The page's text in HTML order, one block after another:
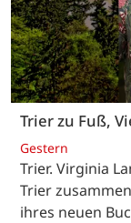
Trier zu Fuß,
Gestern
Trier. Virginia
Trier
ihres neuen